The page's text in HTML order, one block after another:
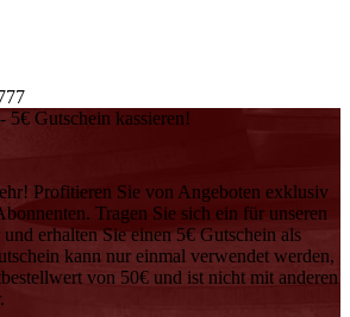
5€ Gutschein kassieren!
Profitieren Sie von Angeboten exklusiv
Tragen Sie sich ein für unseren
erhalten Sie einen 5€ Gutschein als
kann nur einmal verwendet werden,
von 50€ und ist nicht mit anderen